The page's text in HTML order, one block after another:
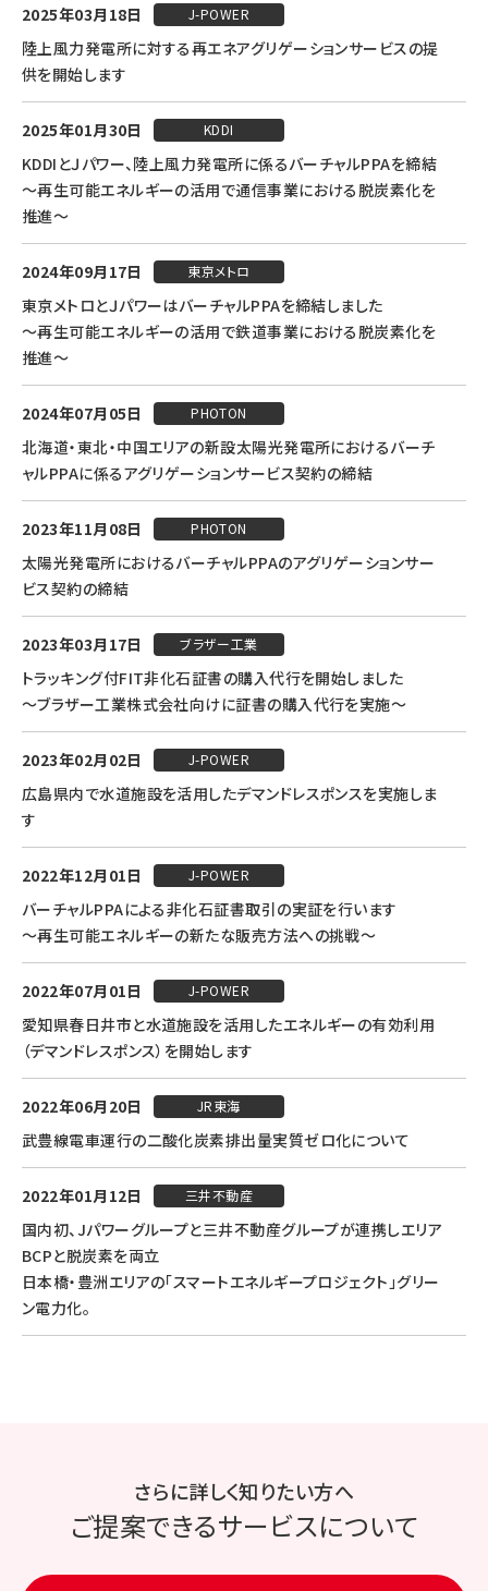
2025年03月18日 J-POWER
陸上風力発電所に対する再エネアグリゲーションサービスの提
供を開始します
2025年01月30日 KDDI
KDDIとＪパワー、陸上風力発電所に係るバーチャルPPAを締結
～再生可能エネルギーの活用で通信事業における脱炭素化を
推進～
2024年09月17日 東京メトロ
東京メトロとＪパワーはバーチャルPPAを締結しました
～再生可能エネルギーの活用で鉄道事業における脱炭素化を
推進～
2024年07月05日 PHOTON
北海道・東北・中国エリアの新設太陽光発電所におけるバーチ
ャルPPAに係るアグリゲーションサービス契約の締結
2023年11月08日 PHOTON
太陽光発電所におけるバーチャルPPAのアグリゲーションサー
ビス契約の締結
2023年03月17日 ブラザー工業
トラッキング付FIT非化石証書の購入代行を開始しました
～ブラザー工業株式会社向けに証書の購入代行を実施～
2023年02月02日 J-POWER
広島県内で水道施設を活用したデマンドレスポンスを実施しま
す
2022年12月01日 J-POWER
バーチャルPPAによる非化石証書取引の実証を行います
～再生可能エネルギーの新たな販売方法への挑戦～
2022年07月01日 J-POWER
愛知県春日井市と水道施設を活用したエネルギーの有効利用
（デマンドレスポンス）を開始します
2022年06月20日 JR東海
武豊線電車運行の二酸化炭素排出量実質ゼロ化について
2022年01月12日 三井不動産
国内初、Jパワーグループと三井不動産グループが連携しエリア
BCPと脱炭素を両立
日本橋・豊洲エリアの「スマートエネルギープロジェクト」グリー
ン電力化。
さらに詳しく知りたい⽅へ
ご提案できるサービスについて